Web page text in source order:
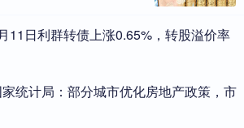
11日利群转债上涨0.65%，转股溢价率
统计局：部分城市优化房地产政策，市